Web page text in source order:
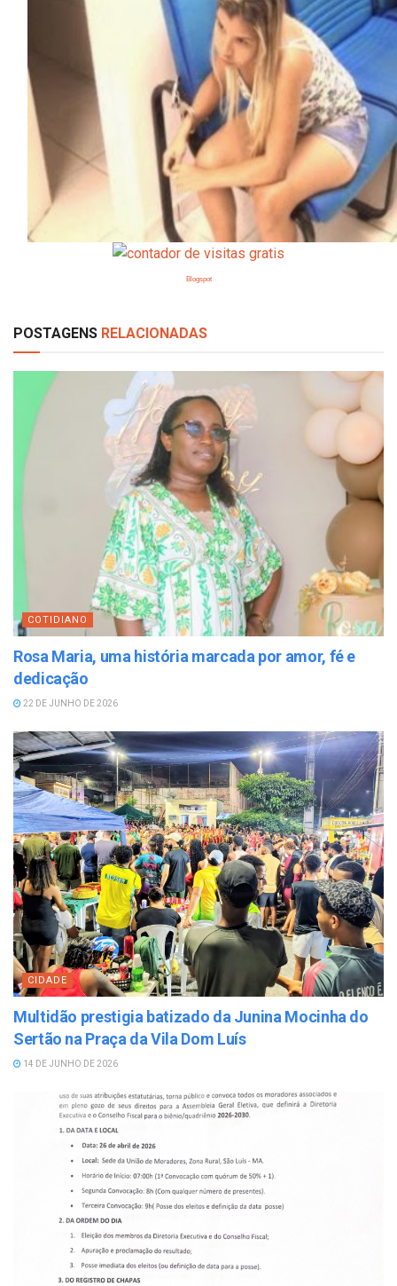
Blogspot
POSTAGENS RELACIONADAS
COTIDIANO
Rosa Maria, uma história marcada por amor, fé e
dedicação
22 DE JUNHO DE 2026
CIDADE
Multidão prestigia batizado da Junina Mocinha do
Sertão na Praça da Vila Dom Luís
14 DE JUNHO DE 2026